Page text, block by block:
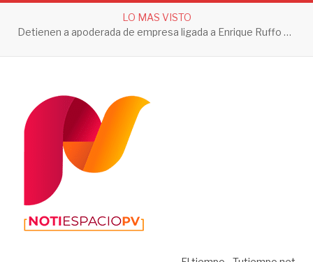
LO MAS VISTO
Detienen a apoderada de empresa ligada a Enrique Ruffo por investigación de Huachicol Fiscal